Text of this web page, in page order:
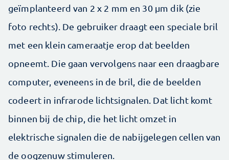
geïmplanteerd van 2 x 2 mm en 30 µm dik (zie
foto rechts). De gebruiker draagt een speciale bril
met een klein cameraatje erop dat beelden
opneemt. Die gaan vervolgens naar een draagbare
computer, eveneens in de bril, die de beelden
codeert in infrarode lichtsignalen. Dat licht komt
binnen bij de chip, die het licht omzet in
elektrische signalen die de nabijgelegen cellen van
de oogzenuw stimuleren.